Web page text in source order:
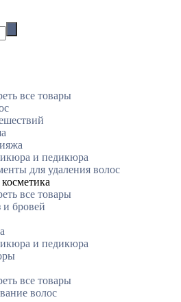
все товары
и педикюра
для удаления волос
все товары
и бровей
и педикюра
все товары
волос